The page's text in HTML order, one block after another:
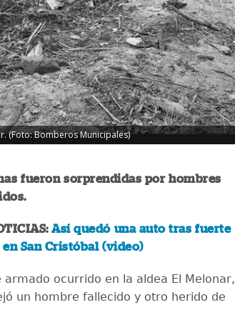
(Foto: Bomberos Municipales)
fueron sorprendidas por hombres
Así quedó una auto tras fuerte
San Cristóbal (video)
armado ocurrido en la aldea El Melonar,
un hombre fallecido y otro herido de